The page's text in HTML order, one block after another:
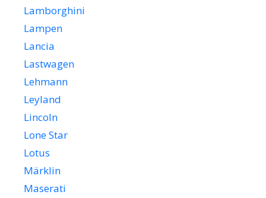
Lamborghini
Lampen
Lancia
Lastwagen
Lehmann
Leyland
Lincoln
Lone Star
Lotus
Märklin
Maserati